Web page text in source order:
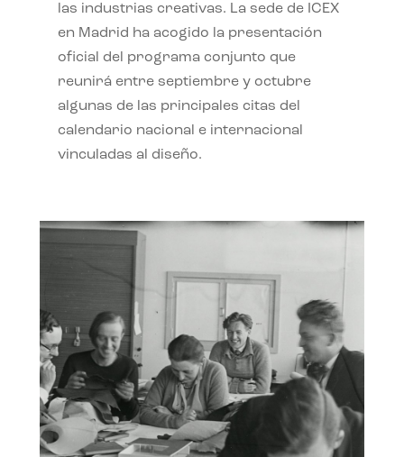
las industrias creativas. La sede de ICEX
en Madrid ha acogido la presentación
oficial del programa conjunto que
reunirá entre septiembre y octubre
algunas de las principales citas del
calendario nacional e internacional
vinculadas al diseño.